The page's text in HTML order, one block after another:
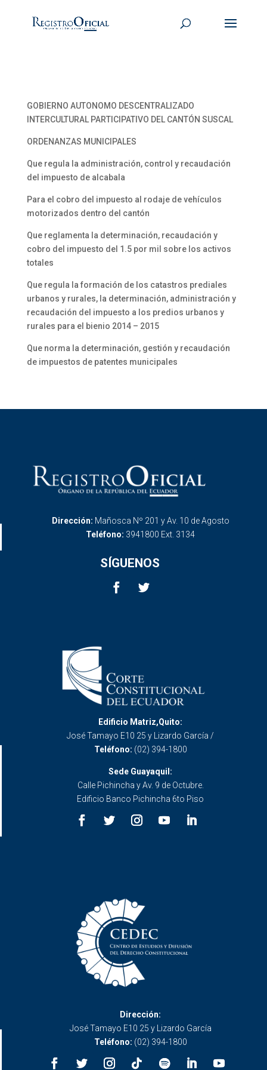
GOBIERNO AUTONOMO DESCENTRALIZADO
INTERCULTURAL PARTICIPATIVO DEL CANTÓN SUSCAL
ORDENANZAS MUNICIPALES
Que regula la administración, control y recaudación
del impuesto de alcabala
Para el cobro del impuesto al rodaje de vehículos
motorizados dentro del cantón
Que reglamenta la determinación, recaudación y
cobro del impuesto del 1.5 por mil sobre los activos
totales
Que regula la formación de los catastros prediales
urbanos y rurales, la determinación, administración y
recaudación del impuesto a los predios urbanos y
rurales para el bienio 2014 – 2015
Que norma la determinación, gestión y recaudación
de impuestos de patentes municipales
Dirección: Mañosca Nº 201 y Av. 10 de Agosto
Teléfono: 3941800 Ext. 3134
SÍGUENOS
Edificio Matriz,Quito:
José Tamayo E10 25 y Lizardo García /
Teléfono: (02) 394-1800
Sede Guayaquil:
Calle Pichincha y Av. 9 de Octubre.
Edificio Banco Pichincha 6to Piso
Dirección:
José Tamayo E10 25 y Lizardo García
Teléfono: (02) 394-1800